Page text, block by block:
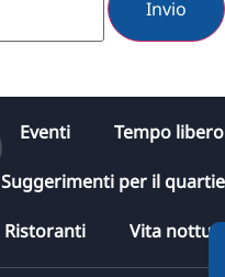
DA
SV
RU
FI
ZH
Eventi Tempo libero
Suggerimenti per il
Ristoranti Vita